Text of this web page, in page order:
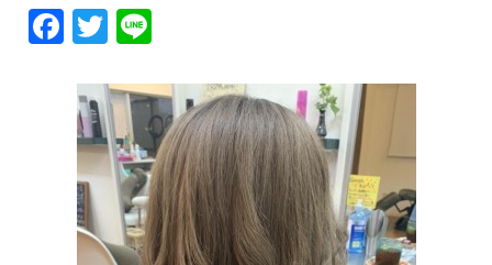
F
a
c
e
b
o
o
T
w
it
te
r
e